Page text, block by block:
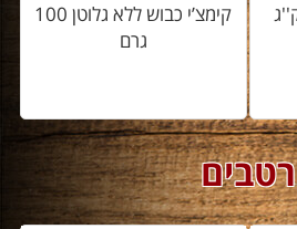
קימצ’י כבוש ללא גלוטן 100
גרם
רטבים